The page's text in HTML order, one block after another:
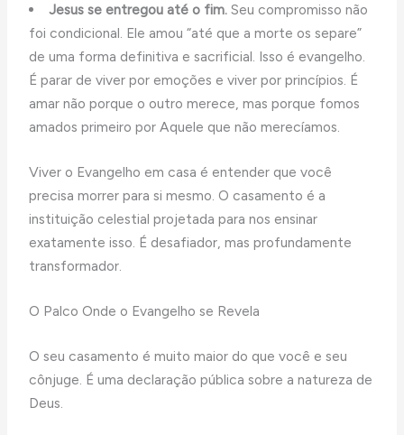
Jesus se entregou até o fim.Seu compromisso não
foi condicional. Ele amou “até que a morte os separe”
de uma forma definitiva e sacrificial. Isso é evangelho.
É parar de viver por emoções e viver por princípios. É
amar não porque o outro merece, mas porque fomos
amados primeiro por Aquele que não merecíamos.
Viver o Evangelho em casa é entender que você
precisa morrer para si mesmo. O casamento é a
instituição celestial projetada para nos ensinar
exatamente isso. É desafiador, mas profundamente
transformador.
O Palco Onde o Evangelho se Revela
O seu casamento é muito maior do que você e seu
cônjuge. É uma declaração pública sobre a natureza de
Deus.